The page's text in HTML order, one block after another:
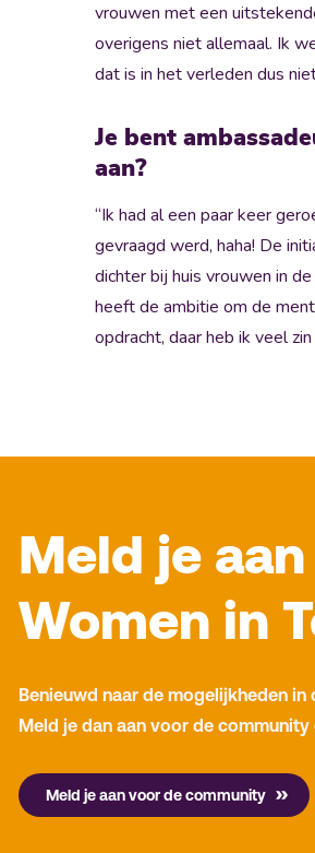
vrouwen met een
overigens niet allemaal. Ik
dat is in het verleden dus
Je bent
aan?
“Ik had al een paar keer
gevraagd werd, haha! De
dichter bij huis vrouwen in
heeft de ambitie om de
opdracht, daar heb ik veel zin
Meld je
Women in
Benieuwd naar de mogelijkheden in
Meld je dan aan voor de
Meld je aan voor de community